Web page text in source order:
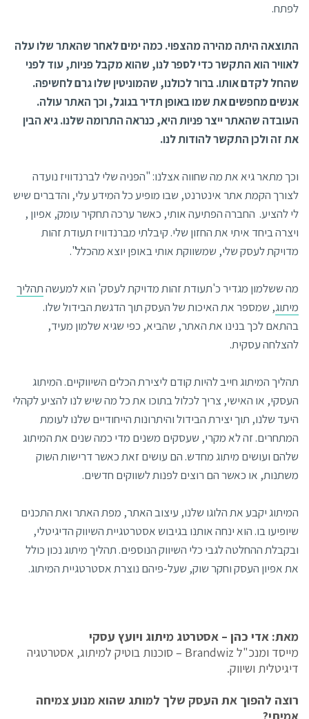
לפתח.
התוצאה היתה מהירה מהצפוי. כמה ימים לאחר שהאתר שלו עלה
לאוויר הוא התקשר כדי לספר לנו, שהוא מקבל פניות, עוד לפני
שהחל לקדם אותו. ברור לכולנו, שהמוניטין שלו גרם לחשיפה.
אנשים מחפשים את שמו באופן תדיר בגוגל, וכך האתר עולה.
העובדה שהאתר ייצר פניות היא, כנראה התרומה שלנו. גיא הבין
את זה ולכן התקשר להודות לנו.
וכך מתאר גיא את מה שחווה אצלנו: "הפניה שלי לברנדוויז נועדה
לצורך הקמת אתר אינטרנט, שבו מופיע כל המידע עלי, והדברים שיש
לי להציע. החברה הפתיעה אותי, כאשר ערכה תחקיר עומק, אפיון ,
ויצרה ביחד איתי את החזון שלי. קיבלתי מברנדוויז תעודת זהות
מדויקת לעסק שלי, שמשווקת אותי באופן יוצא מהכלל".
מה ששלמון מגדיר כ'תעודת זהות מדויקת לעסק' הוא למעשהתהליך
מיתוג, שמספר את האיכות של העסק תוך הדגשת הבידול שלו.
בהתאם לכך בנינו את האתר, שהביא, כפי שגיא שלמון מעיד,
להצלחה עסקית.
תהליך המיתוג חייב להיות קודם ליצירת הכלים השיווקיים. המיתוג
העסקי, או האישי, צריך לכלול בתוכו את כל מה שיש לנו להציע לקהלי
היעד שלנו, תוך יצירת הבידול והיתרונות הייחודיים שלנו לעומת
המתחרים. זה לא מקרי, שעסקים משנים מדי כמה שנים את המיתוג
שלהם ועושים מיתוג מחדש. הם עושים זאת כאשר דרישות השוק
משתנות, או כאשר הם רוצים לפנות לשווקים חדשים.
המיתוג יקבע את הלוגו שלנו, עיצוב האתר, מפת האתר ואת התכנים
שיופיעו בו. הוא ינחה אותנו בגיבוש אסטרטגיית השיווק הדיגיטלי,
ובקבלת ההחלטה לגבי כלי השיווק הנוספים. תהליך מיתוג נכון כולל
את אפיון העסק וחקר שוק, שעל-פיהם נוצרת אסטרטגיית המיתוג.
מאת: אדי כהן – אסטרטג מיתוג ויועץ עסקי
מייסד ומנכ"ל Brandwiz – סוכנות בוטיק למיתוג, אסטרטגיה
דיגיטלית ושיווק.
רוצה להפוך את העסק שלך למותג שהוא מנוע צמיחה